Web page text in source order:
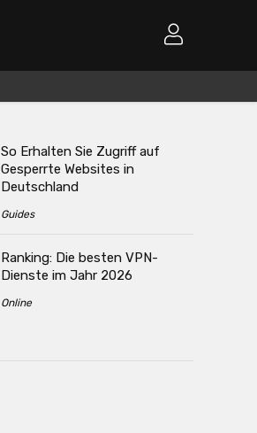
So Erhalten Sie Zugriff auf
Gesperrte Websites in
Deutschland
Guides
Ranking: Die besten VPN-
Dienste im Jahr 2026
Online